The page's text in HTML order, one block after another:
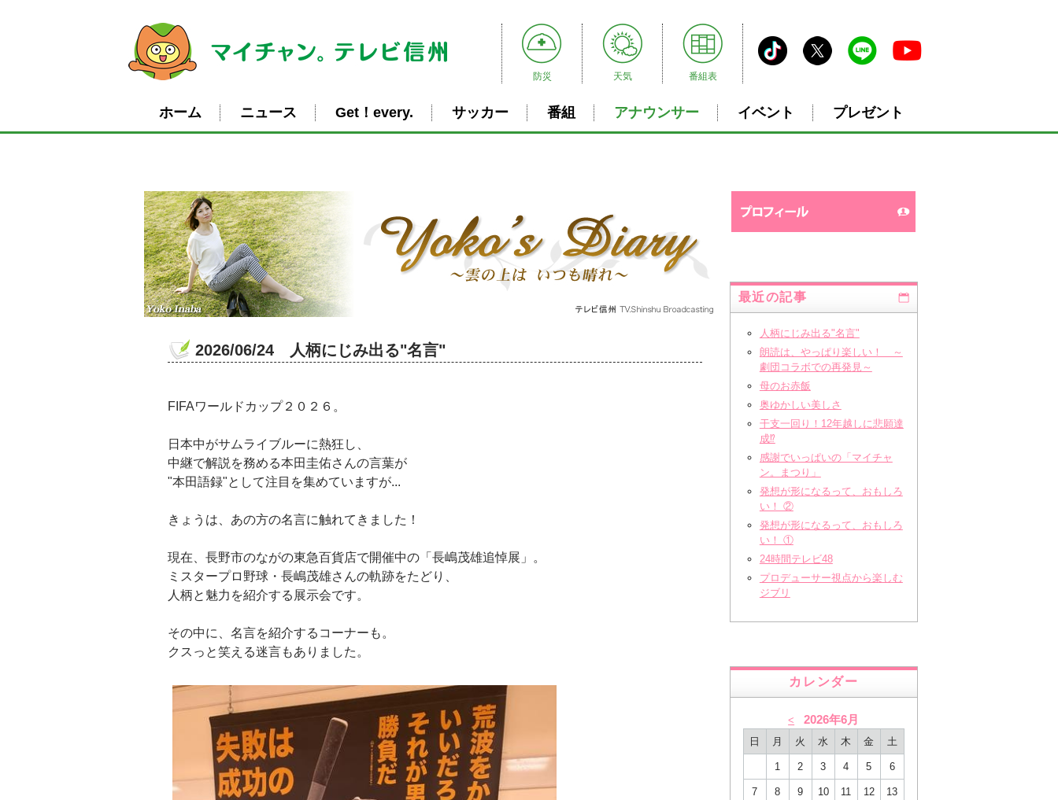
防災 天気 番組表
ホーム ニュース Get！every. サッカー 番組 アナウンサー イベント プレゼント
2026/06/24 人柄にじみ出る"名言"
FIFAワールドカップ２０２６。
日本中がサムライブルーに熱狂し、
中継で解説を務める本田圭佑さんの言葉が
"本田語録"として注目を集めていますが...
きょうは、あの方の名言に触れてきました！
現在、長野市のながの東急百貨店で開催中の「長嶋茂雄追悼展」。
ミスタープロ野球・長嶋茂雄さんの軌跡をたどり、
人柄と魅力を紹介する展示会です。
その中に、名言を紹介するコーナーも。
クスっと笑える迷言もありました。
最近の記事
人柄にじみ出る"名言"
朗読は、やっぱり楽しい！ ～
劇団コラボでの再発見～
母のお赤飯
奥ゆかしい美しさ
干支一回り！12年越しに悲願達
成⁉
感謝でいっぱいの「マイチャ
ン。まつり」
発想が形になるって、おもしろ
い！ ②
発想が形になるって、おもしろ
い！ ①
24時間テレビ48
プロデューサー視点から楽しむ
ジブリ
カレンダー
< 2026年6月
日 月 火 水 木 金 土
1 2 3 4 5 6
7 8 9 10 11 12 13